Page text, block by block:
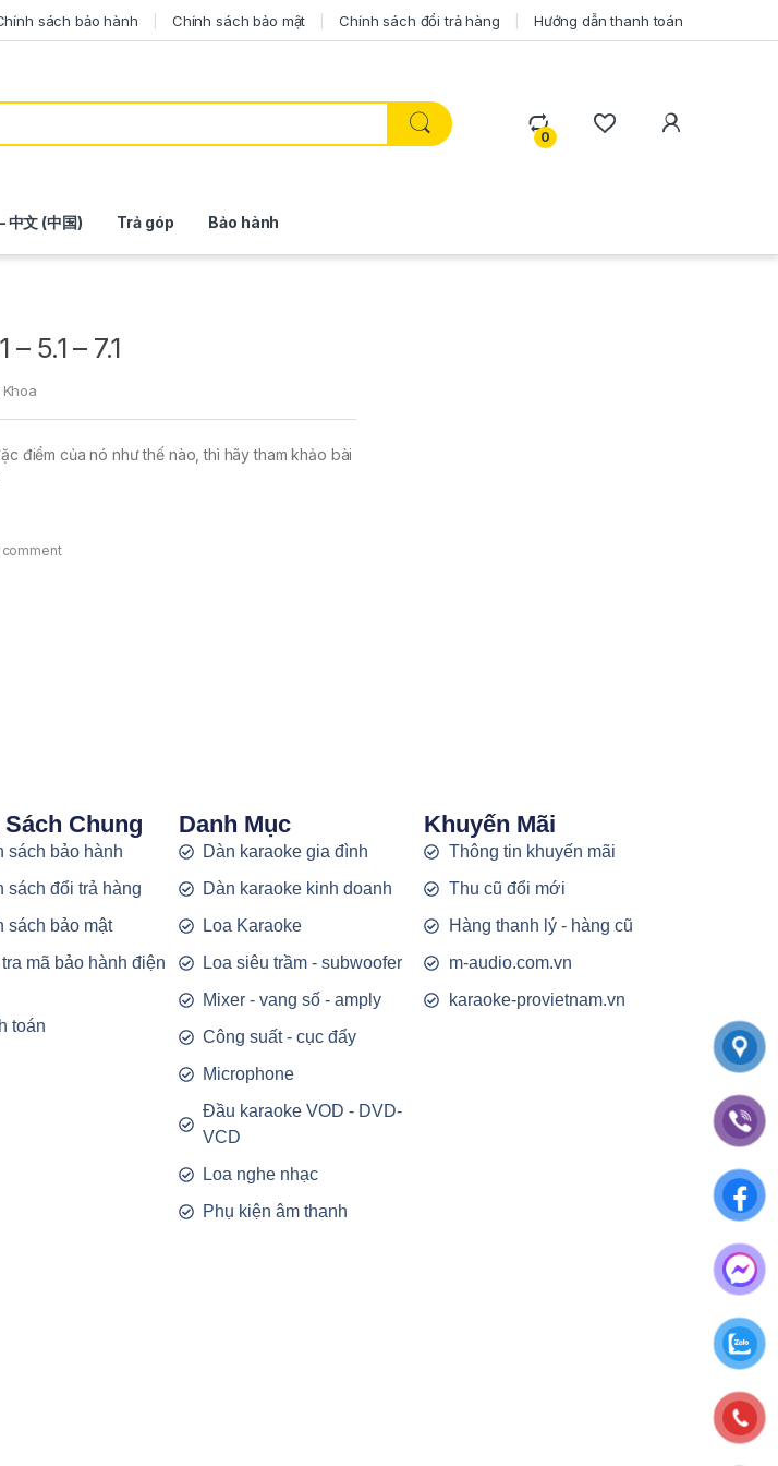
sách bảo hành Chính sách bảo mật Chính sách đổi trả hàng Hướng dẫn thanh toán
0
中文 (中国) Trả góp Bảo hành
5.1 – 7.1
điểm của nó như thế nào, thì hãy tham khảo bài
comment
Chung
sách bảo hành
sách đổi trả hàng
sách bảo mật
mã bảo hành điện
toán
Danh Mục
Dàn karaoke gia đình
Dàn karaoke kinh doanh
Loa Karaoke
Loa siêu trầm - subwoofer
Mixer - vang số - amply
Công suất - cục đẩy
Microphone
Đầu karaoke VOD - DVD-
VCD
Loa nghe nhạc
Phụ kiện âm thanh
Khuyến Mãi
Thông tin khuyến mãi
Thu cũ đổi mới
Hàng thanh lý - hàng cũ
m-audio.com.vn
karaoke-provietnam.vn